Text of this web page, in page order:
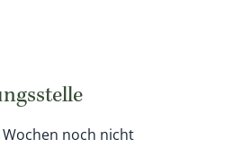
noch nicht